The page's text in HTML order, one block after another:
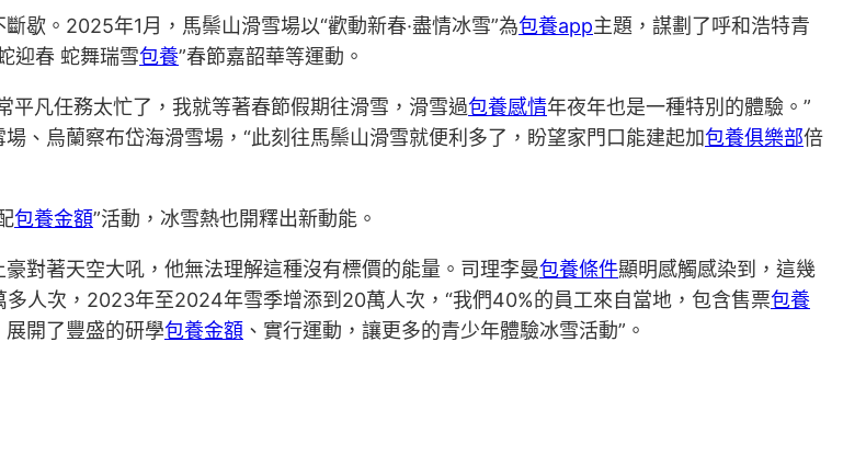
歇。2025年1月，馬鬃山滑雪場以“歡動新春·盡情冰雪”為包養app主題，謀劃了呼和浩特青
迎春 蛇舞瑞雪包養”春節嘉韶華等運動。
平凡任務太忙了，我就等著春節假期往滑雪，滑雪過包養感情年夜年也是一種特別的體驗。”
、烏蘭察布岱海滑雪場，“此刻往馬鬃山滑雪就便利多了，盼望家門口能建起加包養俱樂部倍
包養金額”活動，冰雪熱也開釋出新動能。
對著天空大吼，他無法理解這種沒有標價的能量。司理李曼包養條件顯明感觸感染到，這幾
人次，2023年至2024年雪季增添到20萬人次，“我們40%的員工來自當地，包含售票包養
開了豐盛的研學包養金額 、實行運動，讓更多的青少年體驗冰雪活動”。